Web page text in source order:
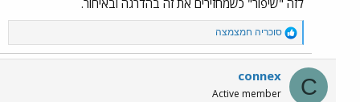
לזה "שיפור" כשמחזירים את זה בהדרגה ובאיחור.
R
e
a
t
i
סוכריה חמצמצה
C
connex
Active member